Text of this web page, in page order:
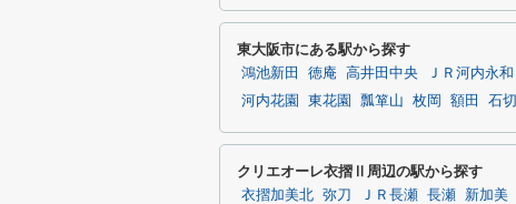
東大阪市にある駅から探す
鴻池新田 徳庵 高井田中央 ＪＲ河内永和
河内花園
東花園 瓢箪山 枚岡 額田 石切
クリエオーレ衣摺Ⅱ周辺の駅から探す
衣摺加美北 弥刀 ＪＲ長瀬 長瀬 新加美